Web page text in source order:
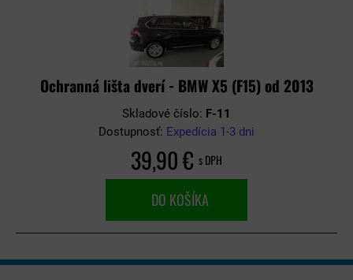
Ochranná lišta dverí - BMW X5 (F15) od 2013
Skladové číslo: F-11
Dostupnosť: Expedícia 1-3 dni
39,90 € s DPH
DO KOŠÍKA